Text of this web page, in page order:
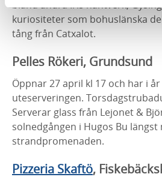
bland andra Iris hantverk,
kuriositeter som bohuslänska
tång från Catxalot.
Pelles Rökeri, Grundsund
Öppnar 27 april kl 17 och har i
uteserveringen.
Serverar glass från Lejonet &
solnedgången i Hugos Bu längst
strandpromenaden.
Pizzeria Skaftö,